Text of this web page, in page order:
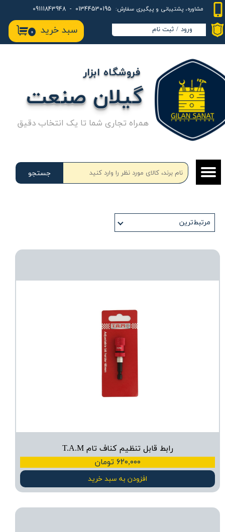
مشاوره، پشتیبانی و پیگیری سفارش:
۰ سبد خرید ورود / ثبت نام
حساب کاربری من
تغییر گذر واژه
سفارشات
خروج از حساب کاربری
جستجو
گیلان صنعت
فروشگاه ابزار
همراه تجاری شما تا یک انتخاب دقیق
مرتبط‌ترین
رابط قابل تنظیم کناف تام T.A.M
۶۲۰,۰۰۰ تومان
افزودن به سبد خرید